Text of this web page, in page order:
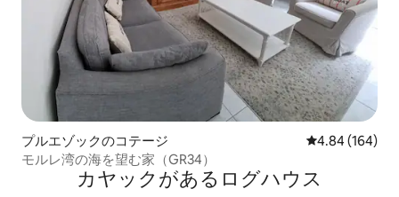
プルエゾックのコテージ レビュー164
4.84 (164)
モルレ湾の海を望む家（GR34）
カヤックがあるログハウス